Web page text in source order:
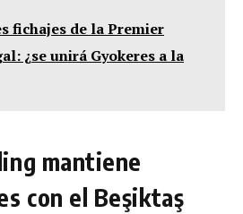
fichajes de la Premier
¿se unirá Gyokeres a la
mantiene
con el Beşiktaş